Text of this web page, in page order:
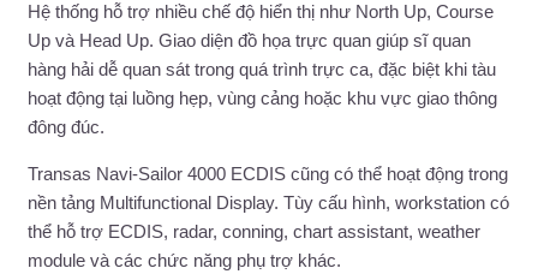
Hệ thống hỗ trợ nhiều chế độ hiển thị như North Up, Course
Up và Head Up. Giao diện đồ họa trực quan giúp sĩ quan
hàng hải dễ quan sát trong quá trình trực ca, đặc biệt khi tàu
hoạt động tại luồng hẹp, vùng cảng hoặc khu vực giao thông
đông đúc.
Transas Navi-Sailor 4000 ECDIS cũng có thể hoạt động trong
nền tảng Multifunctional Display. Tùy cấu hình, workstation có
thể hỗ trợ ECDIS, radar, conning, chart assistant, weather
module và các chức năng phụ trợ khác.